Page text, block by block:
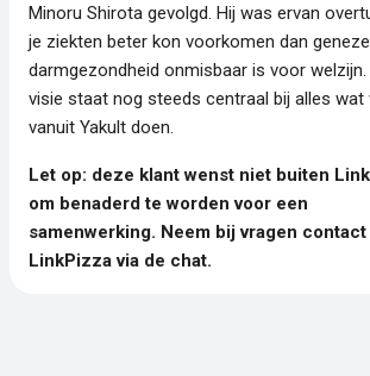
Minoru Shirota gevolgd. Hij was ervan
je ziekten beter kon voorkomen dan
darmgezondheid onmisbaar is voor welzijn.
visie staat nog steeds centraal bij alles wat
vanuit Yakult doen.
Let op: deze klant wenst niet buiten
om benaderd te worden voor een
samenwerking. Neem bij vragen
LinkPizza via de chat.